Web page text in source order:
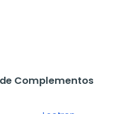
Complementos